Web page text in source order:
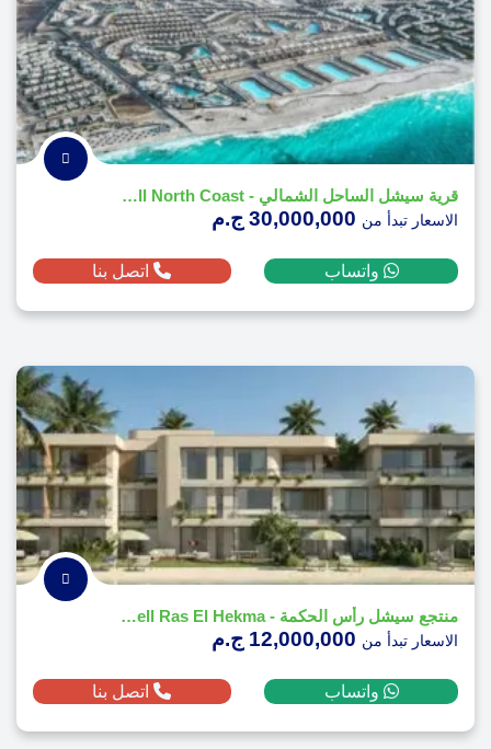
قرية سيشل الساحل الشمالي - Sea Shell North Coast
الاسعار تبدأ من
واتساب اتصل بنا
منتجع سيشل رأس الحكمة - Seashell Ras El Hekma
الاسعار تبدأ من
واتساب اتصل بنا